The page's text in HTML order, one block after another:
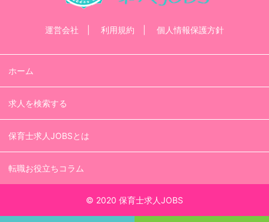
運営会社 利用規約 個人情報保護方針
ホーム
求人を検索する
保育士求人JOBSとは
転職お役立ちコラム
© 2020 保育士求人JOBS